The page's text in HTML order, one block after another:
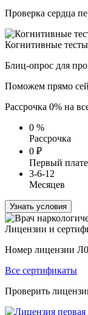
Проверка сердца
Когнитивные тесты
Блиц-опрос для
Поможем прямо
Рассрочка 0% на
0 %
Рассрочка
0 ₽
Первый
3-6-12
Месяцев
Узнать условия
Лицензии и
Номер лицензии
Все сертификаты
Проверить